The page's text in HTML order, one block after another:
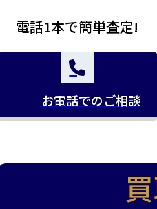
電話1本で簡単査定!
お電話でのご相談